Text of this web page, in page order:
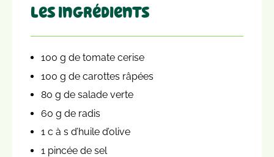
Les ingrédients
100 g de tomate cerise
100 g de carottes râpées
80 g de salade verte
60 g de radis
1 c à s d’huile d’olive
1 pincée de sel